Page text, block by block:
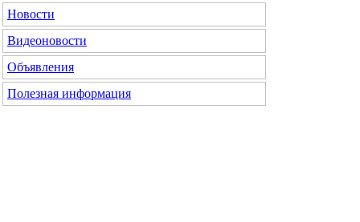
Новости
Видеоновости
Объявления
Полезная информация